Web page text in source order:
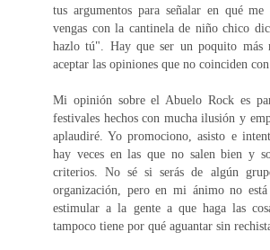
tus argumentos para señalar en qué
vengas con la cantinela de niño chico
hazlo tú". Hay que ser un poquito más
aceptar las opiniones que no coinciden con
Mi opinión sobre el Abuelo Rock es
festivales hechos con mucha ilusión y
aplaudiré. Yo promociono, asisto e
hay veces en las que no salen bien y
criterios. No sé si serás de algún
organización, pero en mi ánimo no
estimular a la gente a que haga las
tampoco tiene por qué aguantar sin